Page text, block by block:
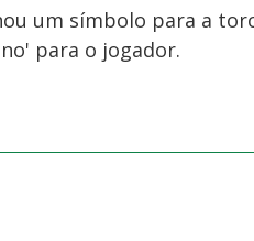
um símbolo para a
para o jogador.